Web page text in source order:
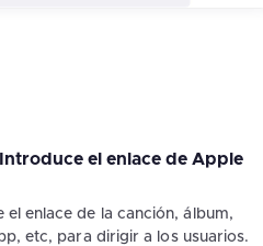
Introduce el enlace de Apple
el enlace de la canción, álbum,
etc, para dirigir a los usuarios.